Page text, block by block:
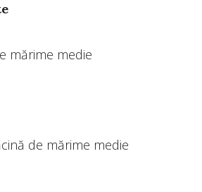
mărime medie
de mărime medie